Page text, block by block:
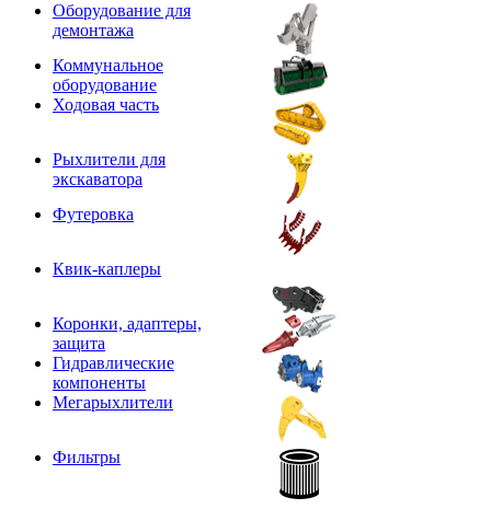
Оборудование для
демонтажа
Коммунальное
оборудование
Ходовая часть
Рыхлители для
экскаватора
Футеровка
Квик-каплеры
Коронки, адаптеры,
защита
Гидравлические
компоненты
Мегарыхлители
Фильтры